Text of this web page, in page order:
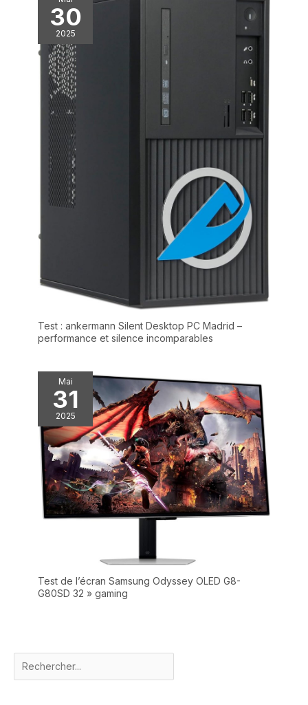
30
2025
Test : ankermann Silent Desktop PC Madrid –
performance et silence incomparables
Mai
31
2025
Test de l’écran Samsung Odyssey OLED G8-
G80SD 32 » gaming